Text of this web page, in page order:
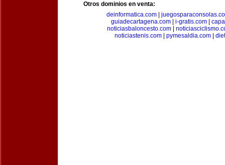
Otros dominios en venta:
deinformatica.com
guiadecartagena.com| i-gratis.com|
noticiasbaloncesto.com
noticiastenis.com
pymesaldia.com